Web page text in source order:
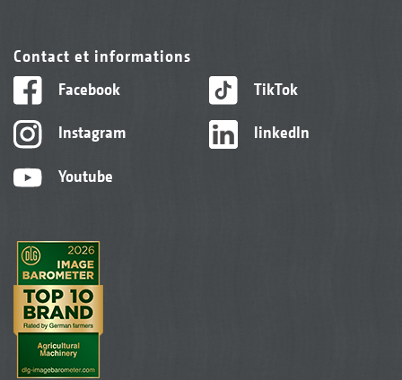
Contact et informations
Facebook
Instagram
Youtube
TikTok
linkedIn